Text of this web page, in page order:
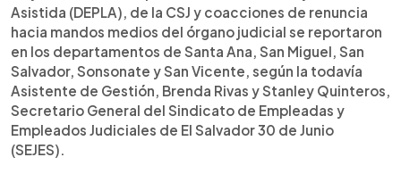
Asistida (DEPLA), de la CSJ y coacciones de renuncia
hacia mandos medios del órgano judicial se reportaron
en los departamentos de Santa Ana, San Miguel, San
Salvador, Sonsonate y San Vicente, según la todavía
Asistente de Gestión, Brenda Rivas y Stanley Quinteros,
Secretario General del Sindicato de Empleadas y
Empleados Judiciales de El Salvador 30 de Junio
(SEJES).